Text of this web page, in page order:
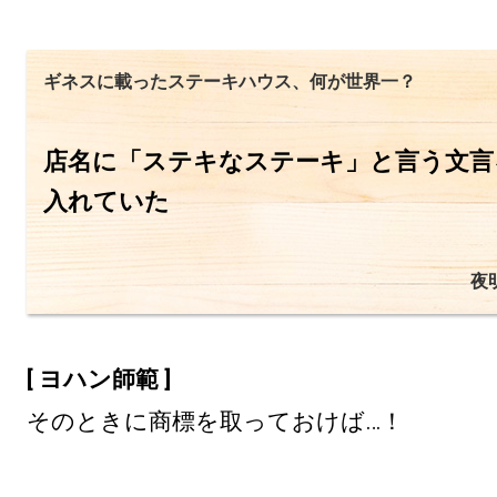
ギネスに載ったステーキハウス、何が世界一？
店名に「ステキなステーキ」と言う文
入れていた
夜
[ ヨハン師範 ]
そのときに商標を取っておけば…！